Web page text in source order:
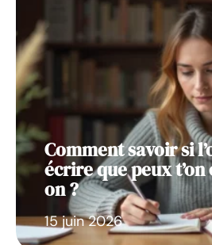
Comment savoir si
écrire que peux
on ?
15 juin 2026